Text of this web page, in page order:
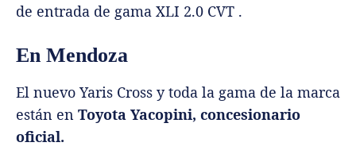
de entrada de gama XLI 2.0 CVT .
En Mendoza
El nuevo Yaris Cross y toda la gama de la marca
están en Toyota Yacopini, concesionario
oficial.